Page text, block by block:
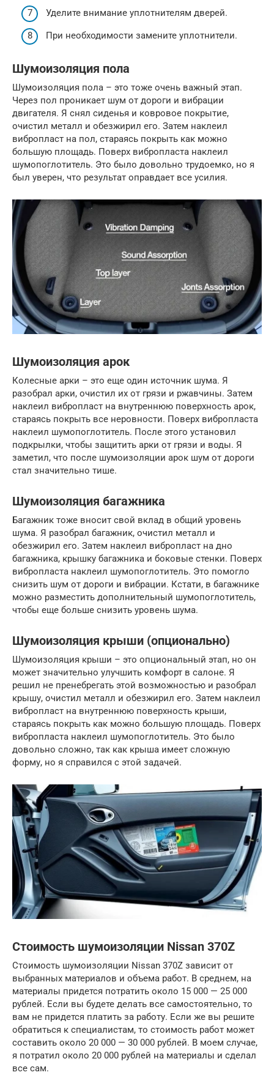
Уделите внимание уплотнителям дверей.
При необходимости замените уплотнители.
Шумоизоляция пола
Шумоизоляция пола – это тоже очень важный этап.
Через пол проникает шум от дороги и вибрации
двигателя. Я снял сиденья и ковровое покрытие,
очистил металл и обезжирил его. Затем наклеил
вибропласт на пол, стараясь покрыть как можно
большую площадь. Поверх вибропласта наклеил
шумопоглотитель. Это было довольно трудоемко, но я
был уверен, что результат оправдает все усилия.
Шумоизоляция арок
Колесные арки – это еще один источник шума. Я
разобрал арки, очистил их от грязи и ржавчины. Затем
наклеил вибропласт на внутреннюю поверхность арок,
стараясь покрыть все неровности. Поверх вибропласта
наклеил шумопоглотитель. После этого установил
подкрылки, чтобы защитить арки от грязи и воды. Я
заметил, что после шумоизоляции арок шум от дороги
стал значительно тише.
Шумоизоляция багажника
Багажник тоже вносит свой вклад в общий уровень
шума. Я разобрал багажник, очистил металл и
обезжирил его. Затем наклеил вибропласт на дно
багажника, крышку багажника и боковые стенки. Поверх
вибропласта наклеил шумопоглотитель. Это помогло
снизить шум от дороги и вибрации. Кстати, в багажнике
можно разместить дополнительный шумопоглотитель,
чтобы еще больше снизить уровень шума.
Шумоизоляция крыши (опционально)
Шумоизоляция крыши – это опциональный этап, но он
может значительно улучшить комфорт в салоне. Я
решил не пренебрегать этой возможностью и разобрал
крышу, очистил металл и обезжирил его. Затем наклеил
вибропласт на внутреннюю поверхность крыши,
стараясь покрыть как можно большую площадь. Поверх
вибропласта наклеил шумопоглотитель. Это было
довольно сложно, так как крыша имеет сложную
форму, но я справился с этой задачей.
Стоимость шумоизоляции Nissan 370Z
Стоимость шумоизоляции Nissan 370Z зависит от
выбранных материалов и объема работ. В среднем, на
материалы придется потратить около 15 000 — 25 000
рублей. Если вы будете делать все самостоятельно, то
вам не придется платить за работу. Если же вы решите
обратиться к специалистам, то стоимость работ может
составить около 20 000 — 30 000 рублей. В моем случае,
я потратил около 20 000 рублей на материалы и сделал
все сам.